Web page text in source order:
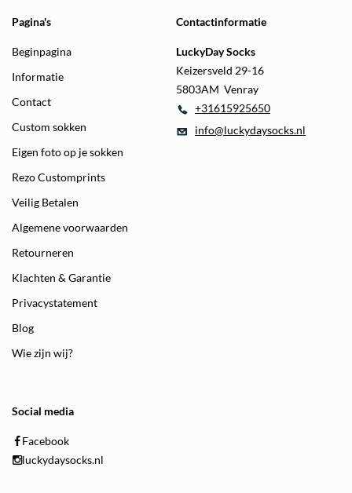
Pagina's
Beginpagina
Informatie
Contact
Custom sokken
Eigen foto op je sokken
Rezo Customprints
Veilig Betalen
Algemene voorwaarden
Retourneren
Klachten & Garantie
Privacystatement
Blog
Wie zijn wij?
Contactinformatie
LuckyDay Socks
Keizersveld 29-16
5803AM Venray
+31615925650
info@luckydaysocks.nl
Social media
Facebook
luckydaysocks.nl